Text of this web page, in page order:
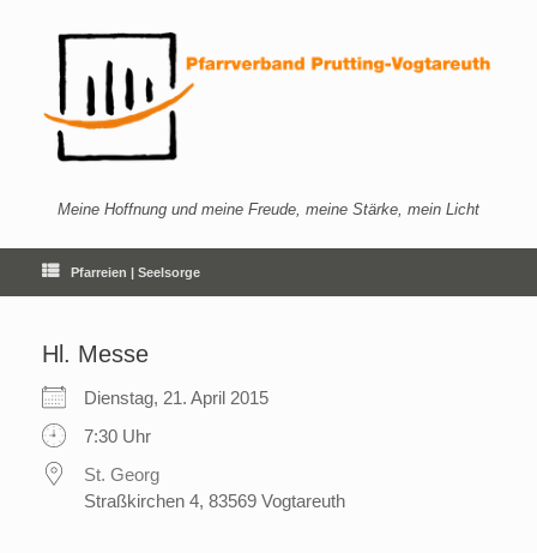
Meine Hoffnung und meine Freude, meine Stärke, mein Licht
Pfarreien | Seelsorge
Hl. Messe
Dienstag, 21. April 2015
7:30 Uhr
St. Georg
Straßkirchen 4, 83569 Vogtareuth